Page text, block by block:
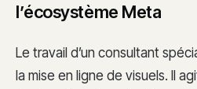
l’écosystème Meta
Le travail d’un consultant
la mise en ligne de visuels. Il